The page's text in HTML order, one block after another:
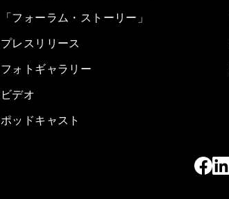
「フォーラム・ストーリー」
プレスリリース
フォトギャラリー
ビデオ
ポッドキャスト